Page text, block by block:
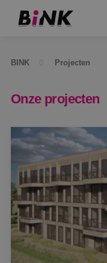
BINK Projecten
Onze projecten